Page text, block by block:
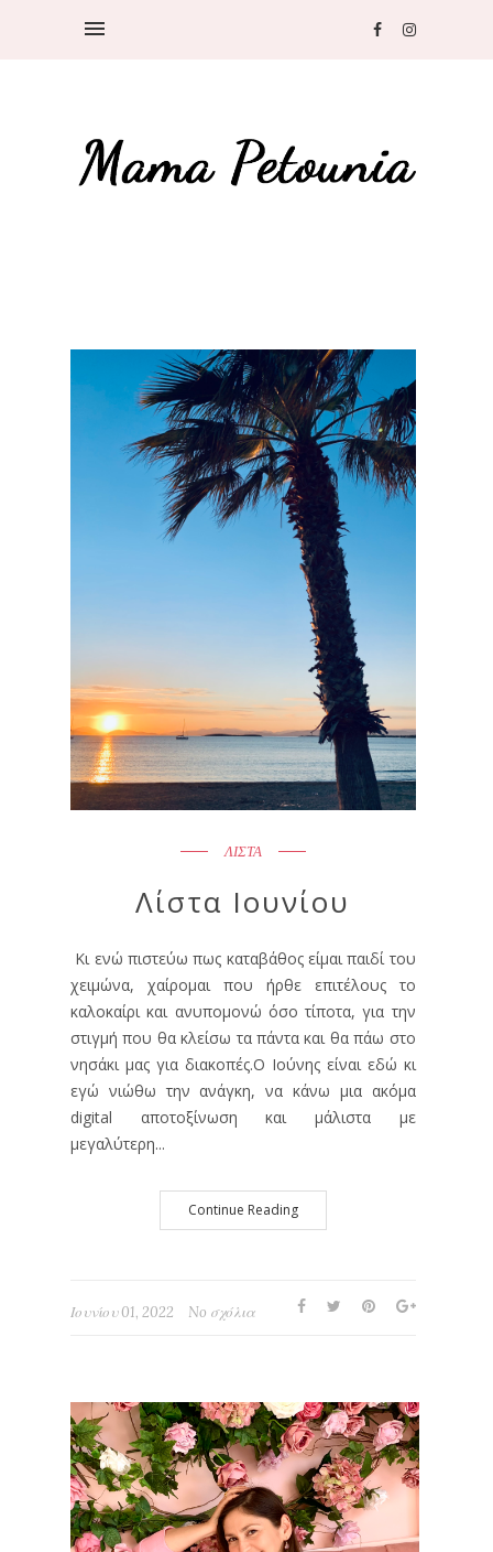
ΛΙΣΤΑ
Λίστα Ιουνίου
Κι ενώ πιστεύω πως καταβάθος είμαι παιδί του
χειμώνα, χαίρομαι που ήρθε επιτέλους το
καλοκαίρι και ανυπομονώ όσο τίποτα, για την
στιγμή που θα κλείσω τα πάντα και θα πάω στο
νησάκι μας για διακοπές.Ο Ιούνης είναι εδώ κι
εγώ νιώθω την ανάγκη, να κάνω μια ακόμα
digital αποτοξίνωση και μάλιστα με
μεγαλύτερη...
Continue Reading
Ιουνίου 01, 2022 No σχόλια